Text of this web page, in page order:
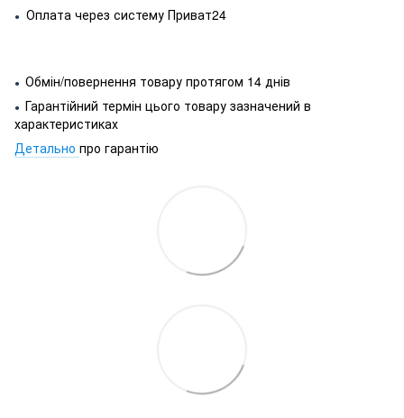
● Оплата через систему Приват24
● Обмін/повернення товару протягом 14 днів
● Гарантійний термін цього товару зазначений в
характеристиках
Детально про гарантію